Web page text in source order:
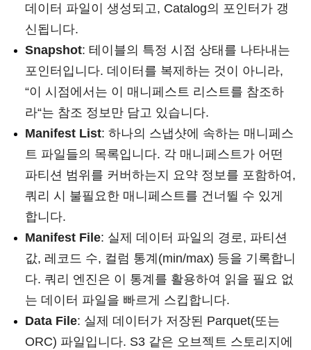
데이터 파일이 생성되고, Catalog의 포인터가 갱
신됩니다.
Snapshot: 테이블의 특정 시점 상태를 나타내는
포인터입니다. 데이터를 복제하는 것이 아니라,
“이 시점에서는 이 매니페스트 리스트를 참조하
라“는 참조 정보만 담고 있습니다.
Manifest List: 하나의 스냅샷에 속하는 매니페스
트 파일들의 목록입니다. 각 매니페스트가 어떤
파티션 범위를 커버하는지 요약 정보를 포함하여,
쿼리 시 불필요한 매니페스트를 건너뛸 수 있게
합니다.
Manifest File: 실제 데이터 파일의 경로, 파티션
값, 레코드 수, 컬럼 통계(min/max) 등을 기록합니
다. 쿼리 엔진은 이 통계를 활용하여 읽을 필요 없
는 데이터 파일을 빠르게 스킵합니다.
Data File: 실제 데이터가 저장된 Parquet(또는
ORC) 파일입니다. S3 같은 오브젝트 스토리지에